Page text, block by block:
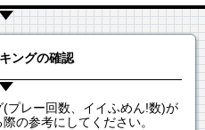
ングの確認
プレー回数、イイふめん!数)が
の参考にしてください。